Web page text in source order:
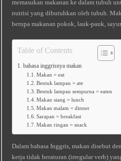
memasukan makanan ke dalam tubuh
nutrisi yang dibutuhkan oleh tubuh.
berupa makanan pokok, lauk-pauk,
Table of Contents
bahasa inggrisnya makan
Makan = eat
Bentuk lampau = ate
Bentuk lampau sempurna = eaten
Makan siang = lunch
Makan malam = dinner
Sarapan = breakfast
Makan ringan = snack
Dalam bahasa Inggris, makan disebut
kerja tidak beraturan (irregular verb)